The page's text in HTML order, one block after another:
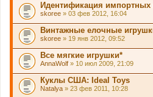
Идентификация импортных
skoree » 03 фев 2012, 16:04
Винтажные елочные
skoree » 19 янв 2012, 09:52
Все мягкие игрушки*
AnnaWolf » 10 июл 2009, 21:09
Куклы США: Ideal Toys
Natalya » 23 фев 2011, 10:28